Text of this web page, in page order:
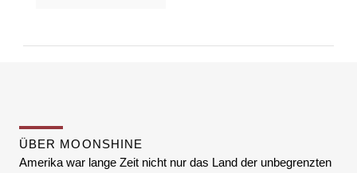
ÜBER MOONSHINE
Amerika war lange Zeit nicht nur das Land der unbegrenzten